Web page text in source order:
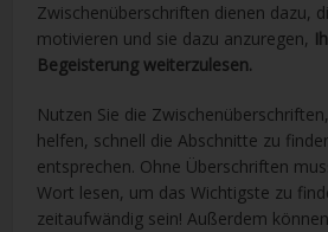
Zwischenüberschriften dienen dazu,
motivieren und sie dazu anzuregen,
Begeisterung weiterzulesen.
Nutzen Sie die
helfen, schnell die Abschnitte zu
entsprechen. Ohne Überschriften
Wort lesen, um das Wichtigste zu
zeitaufwändig sein! Außerdem